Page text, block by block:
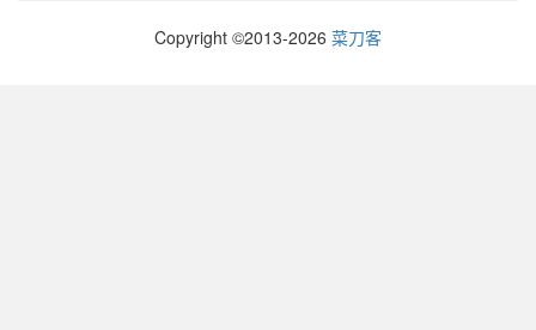
Copyright ©2013-2026 菜刀客